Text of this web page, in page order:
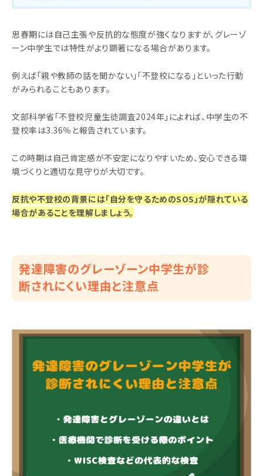
思春期には自己主張や反抗的な態度が強くなりますが、グレーゾ
ーン中学生では特性がより顕著になる場合があります。
例えば「親や教師の話を聞かない」「不登校になる」といった行動
がみられることもあります。
文部科学省「不登校児童生徒調査2024年」によれば、中学生の不
登校率は3.36％と報告されています。
この時期は自己肯定感が不安定になりやすいため、安心できる環
境づくりと適切な見守りが大切です。
反抗や不登校の背景には「自分を守るためのSOS」が隠れている
場合があることを理解しましょう。
発達障害のグレーゾーン中学生が診
断されにくい理由と注意点